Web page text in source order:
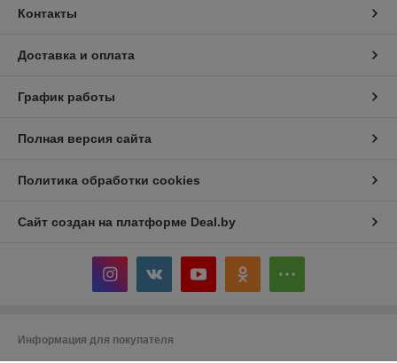
Контакты
Доставка и оплата
График работы
Полная версия сайта
Политика обработки cookies
Сайт создан на платформе Deal.by
Информация для покупателя